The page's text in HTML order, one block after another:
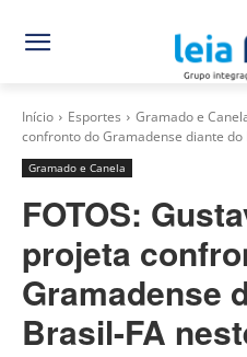
Início Esportes Gramado e
confronto do Gramadense diante do
Gramado e Canela
FOTOS:
projeta
Gramadense
Brasil-FA